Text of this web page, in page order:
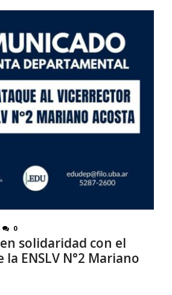
0
solidaridad con el
ENSLV N°2 Mariano